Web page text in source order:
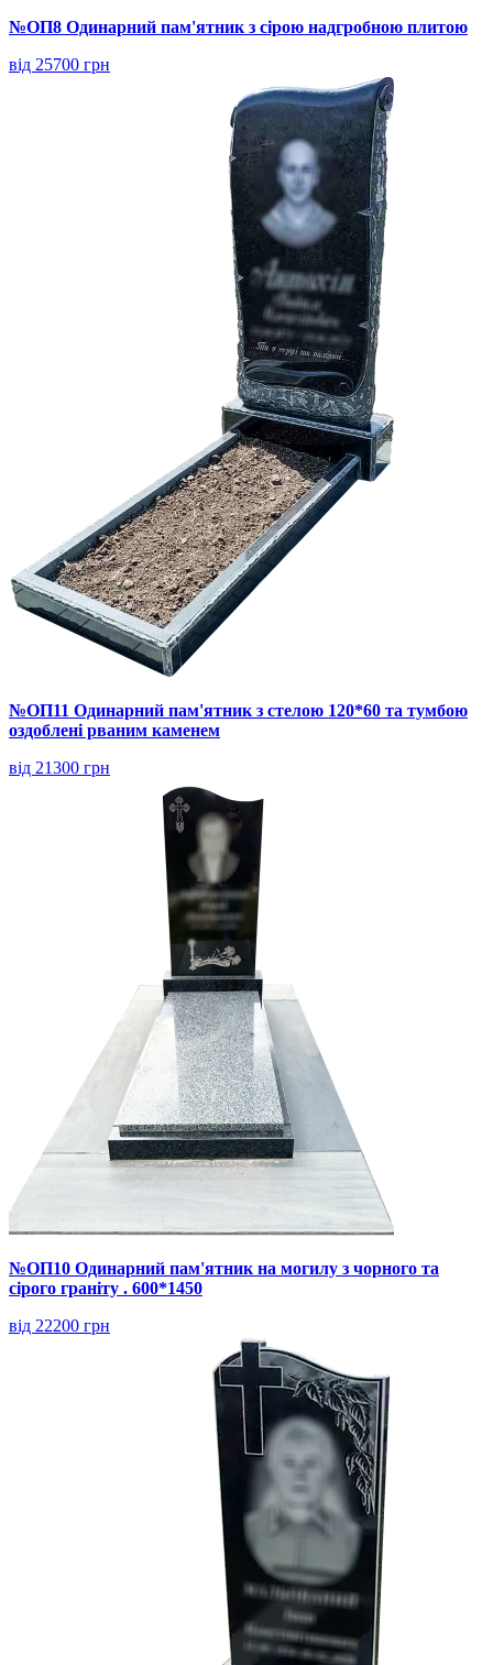
№ОП8 Одинарний пам'ятник з сірою надгробною плитою
від 25700 грн
№ОП11 Одинарний пам'ятник з стелою 120*60 та тумбою
оздоблені рваним каменем
від 21300 грн
№ОП10 Одинарний пам'ятник на могилу з чорного та
сірого граніту . 600*1450
від 22200 грн